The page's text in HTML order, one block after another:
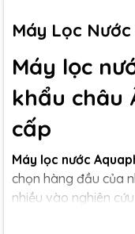
Máy Lọc
Máy lọc
khẩu châu
cấp
Máy lọc nước
chọn hàng đầu của
nhiều vào nghiên